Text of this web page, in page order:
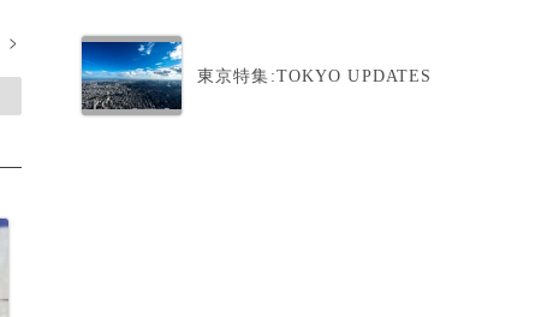
>
東京特集:TOKYO UPDATES